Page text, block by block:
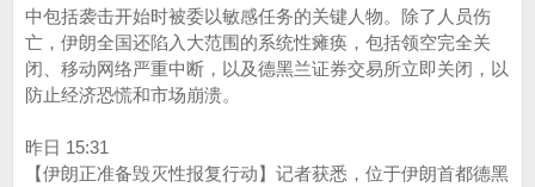
中包括袭击开始时被委以敏感任务的关键人物。除了人员伤
亡，伊朗全国还陷入大范围的系统性瘫痪，包括领空完全关
闭、移动网络严重中断，以及德黑兰证券交易所立即关闭，以
防止经济恐慌和市场崩溃。
昨日 15:31
【伊朗正准备毁灭性报复行动】记者获悉，位于伊朗首都德黑